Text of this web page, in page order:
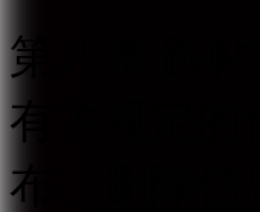
第八条 跟
有关规定的
布、删除信